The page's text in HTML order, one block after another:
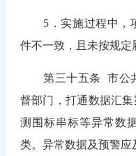
5．实施过程中，项
件不一致，且未按规定
第三十五条市公
督部门，打通数据汇
测围标串标等异常数
类。异常数据及预警应